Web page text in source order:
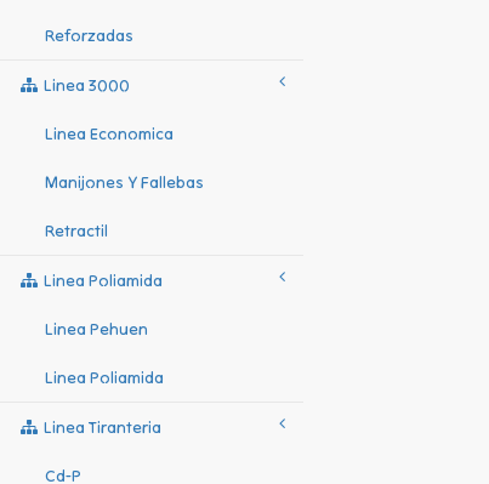
Reforzadas
Linea 3000
Linea Economica
Manijones Y Fallebas
Retractil
Linea Poliamida
Linea Pehuen
Linea Poliamida
Linea Tiranteria
Cd-P